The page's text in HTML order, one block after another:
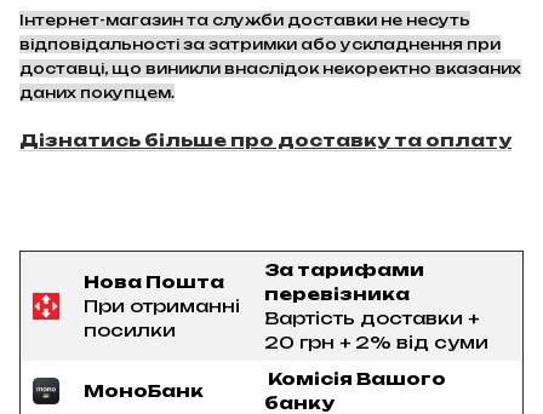
Інтернет-магазин та служби доставки не несуть
відповідальності за затримки або ускладнення при
доставці, що виникли внаслідок некоректно вказаних
даних покупцем.
Дізнатись більше про доставку та оплату
Нова Пошта
При отриманні
посилки
За тарифами
перевізника
Вартість доставки +
20 грн + 2% від суми
МоноБанк
Комісія Вашого
банку